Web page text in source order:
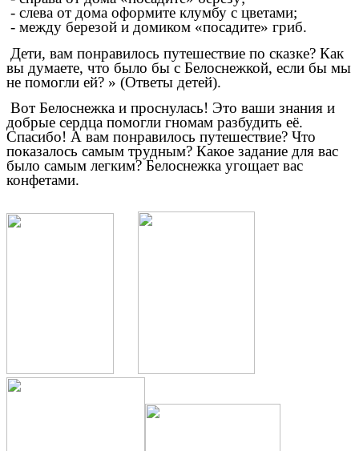
- слева от дома оформите клумбу с цветами;
- между березой и домиком «посадите» гриб.
Дети, вам понравилось путешествие по сказке? Как
вы думаете, что было бы с Белоснежкой, если бы мы
не помогли ей? » (Ответы детей).
Вот Белоснежка и проснулась! Это ваши знания и
добрые сердца помогли гномам разбудить её.
Спасибо! А вам понравилось путешествие? Что
показалось самым трудным? Какое задание для вас
было самым легким? Белоснежка угощает вас
конфетами.